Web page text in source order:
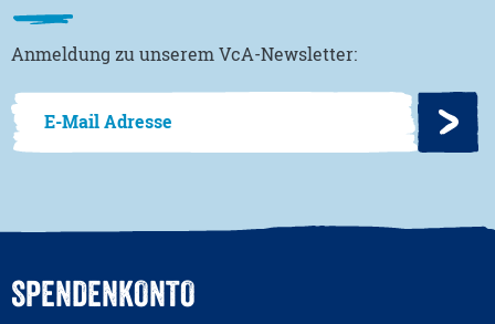
Anmeldung zu unserem VcA-Newsletter:
SPENDENKONTO